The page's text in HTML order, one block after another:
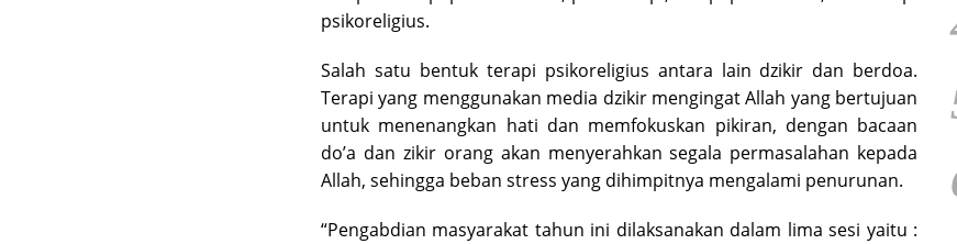
psikoreligius.
Salah satu bentuk terapi psikoreligius antara lain dzikir dan berdoa.
Terapi yang menggunakan media dzikir mengingat Allah yang bertujuan
untuk menenangkan hati dan memfokuskan pikiran, dengan bacaan
do’a dan zikir orang akan menyerahkan segala permasalahan kepada
Allah, sehingga beban stress yang dihimpitnya mengalami penurunan.
“Pengabdian masyarakat tahun ini dilaksanakan dalam lima sesi yaitu :